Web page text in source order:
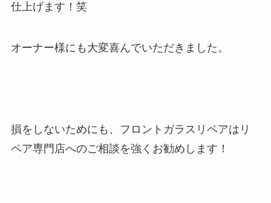
仕上げます！笑
オーナー様にも大変喜んでいただきました。
損をしないためにも、フロントガラスリペアはリ
ペア専門店へのご相談を強くお勧めします！